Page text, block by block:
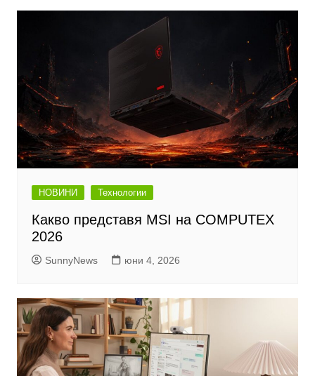
НОВИНИ Технологии
Какво представя MSI на COMPUTEX
2026
SunnyNews юни 4, 2026